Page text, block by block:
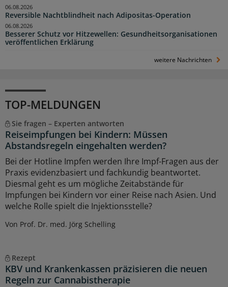
Reversible Nachtblindheit nach Adipositas-Operation
06.08.2026
Besserer Schutz vor Hitzewellen: Gesundheitsorganisationen
veröffentlichen Erklärung
06.08.2026
weitere Nachrichten
TOP-MELDUNGEN
Sie fragen – Experten antworten
Reiseimpfungen bei Kindern: Müssen
Abstandsregeln eingehalten werden?
Bei der Hotline Impfen werden Ihre Impf-Fragen aus der
Praxis evidenzbasiert und fachkundig beantwortet.
Diesmal geht es um mögliche Zeitabstände für
Impfungen bei Kindern vor einer Reise nach Asien. Und
welche Rolle spielt die Injektionsstelle?
Von Prof. Dr. med. Jörg Schelling
Rezept
KBV und Krankenkassen präzisieren die neuen
Regeln zur Cannabistherapie